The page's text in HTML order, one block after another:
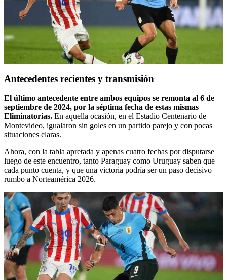
Antecedentes recientes y transmisión
El último antecedente entre ambos equipos se remonta al 6 de
septiembre de 2024, por la séptima fecha de estas mismas
Eliminatorias. En aquella ocasión, en el Estadio Centenario de
Montevideo, igualaron sin goles en un partido parejo y con pocas
situaciones claras.
Ahora, con la tabla apretada y apenas cuatro fechas por disputarse
luego de este encuentro, tanto Paraguay como Uruguay saben que
cada punto cuenta, y que una victoria podría ser un paso decisivo
rumbo a Norteamérica 2026.